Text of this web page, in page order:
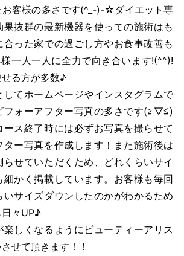
お客様の多さです(^_-)-☆ダイエット専
果抜群の最新機器を使っての施術はも
合った家での過ごし方やお食事改善も
一人一人に全力で向き合います!(^^)!
る方が多数♪
してホームページやインスタグラムで
フォーアフター写真の多さです(≧▽≦)
ース終了時には必ずお写真を撮らせて
ター写真を作成します！また施術後は
せていただくため、どれくらいサイ
細かく掲載しています。お客様も毎回
いサイズダウンしたのかがわかるため
々UP♪
しくなるようにビューティーアリス
せて頂きます！！